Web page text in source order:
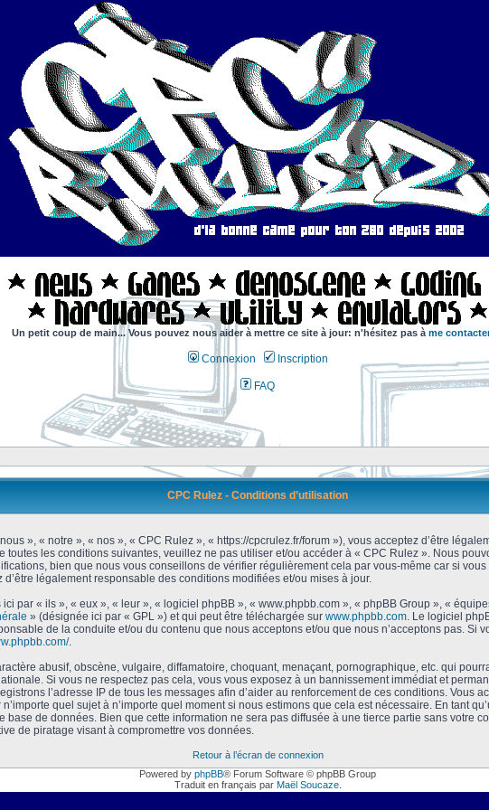
Un petit coup de main... Vous pouvez nous aider à mettre ce site à jour: n'hésitez pas à me
Connexion Inscription
FAQ
CPC Rulez - Conditions d’utilisation
», « notre », « nos », « CPC Rulez », « https://cpcrulez.fr/forum »), vous acceptez d’être
toutes les conditions suivantes, veuillez ne pas utiliser et/ou accéder à « CPC Rulez ». Nous
bien que nous vous conseillons de vérifier régulièrement cela par vous-même car si
légalement responsable des conditions modifiées et/ou mises à jour.
par « ils », « eux », « leur », « logiciel phpBB », « www.phpbb.com », « phpBB Group », «
» (désignée ici par « GPL ») et qui peut être téléchargée sur www.phpbb.com. Le logiciel
de la conduite et/ou du contenu que nous acceptons et/ou que nous n’acceptons pas. Si
.
abusif, obscène, vulgaire, diffamatoire, choquant, menaçant, pornographique, etc. qui
Si vous ne respectez pas cela, vous vous exposez à un bannissement immédiat et
l’adresse IP de tous les messages afin d’aider au renforcement de ces conditions. Vous
quel sujet à n’importe quel moment si nous estimons que cela est nécessaire. En tant
base de données. Bien que cette information ne sera pas diffusée à une tierce partie sans votre
de piratage visant à compromettre vos données.
Retour à l’écran de connexion
Powered by phpBB® Forum Software © phpBB Group
Traduit en français par Maël Soucaze.